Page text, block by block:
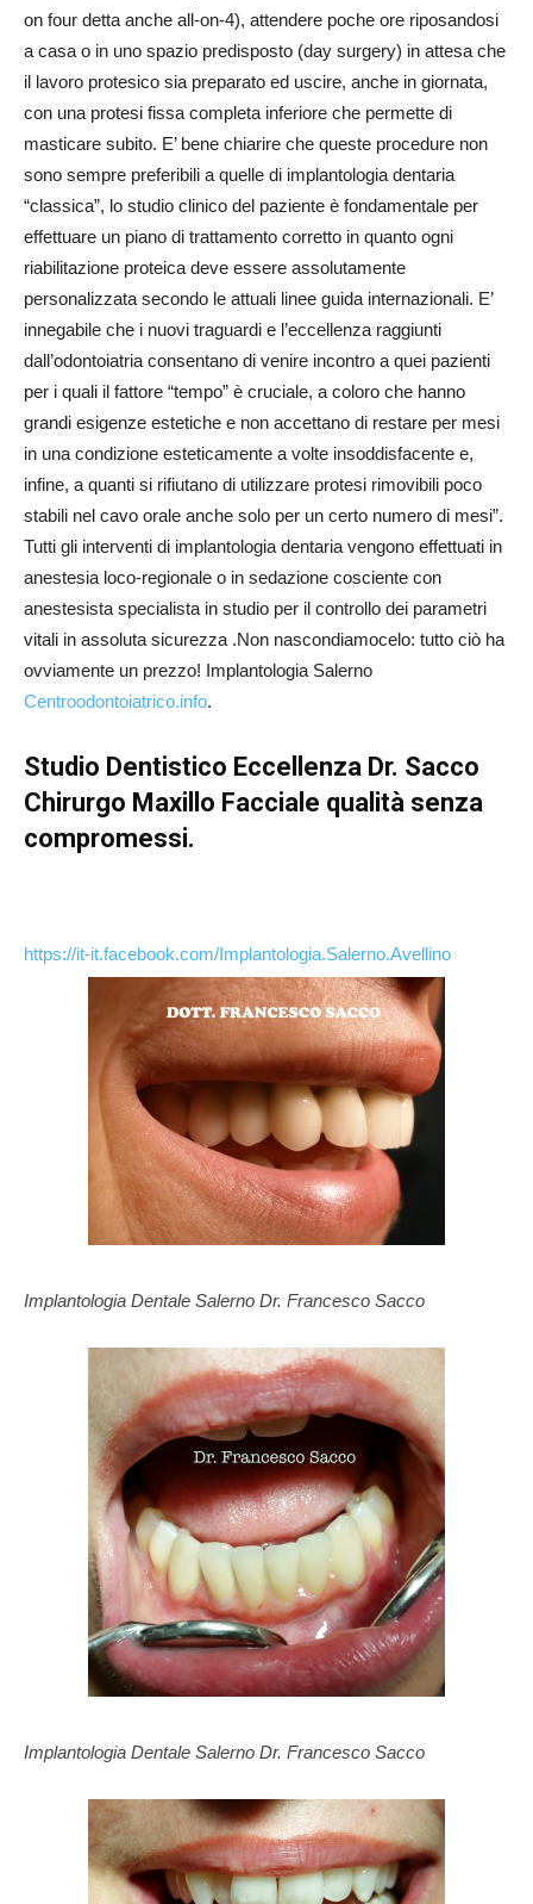
on four detta anche all-on-4), attendere poche ore riposandosi
a casa o in uno spazio predisposto (day surgery) in attesa che
il lavoro protesico sia preparato ed uscire, anche in giornata,
con una protesi fissa completa inferiore che permette di
masticare subito. E’ bene chiarire che queste procedure non
sono sempre preferibili a quelle di implantologia dentaria
“classica”, lo studio clinico del paziente è fondamentale per
effettuare un piano di trattamento corretto in quanto ogni
riabilitazione proteica deve essere assolutamente
personalizzata secondo le attuali linee guida internazionali. E’
innegabile che i nuovi traguardi e l’eccellenza raggiunti
dall’odontoiatria consentano di venire incontro a quei pazienti
per i quali il fattore “tempo” è cruciale, a coloro che hanno
grandi esigenze estetiche e non accettano di restare per mesi
in una condizione esteticamente a volte insoddisfacente e,
infine, a quanti si rifiutano di utilizzare protesi rimovibili poco
stabili nel cavo orale anche solo per un certo numero di mesi”.
Tutti gli interventi di implantologia dentaria vengono effettuati in
anestesia loco-regionale o in sedazione cosciente con
anestesista specialista in studio per il controllo dei parametri
vitali in assoluta sicurezza .Non nascondiamocelo: tutto ciò ha
ovviamente un prezzo! Implantologia Salerno
Centroodontoiatrico.info.
Studio Dentistico Eccellenza Dr. Sacco
Chirurgo Maxillo Facciale qualità senza
compromessi.
https://it-it.facebook.com/Implantologia.Salerno.Avellino
Implantologia Dentale Salerno Dr. Francesco Sacco
Implantologia Dentale Salerno Dr. Francesco Sacco